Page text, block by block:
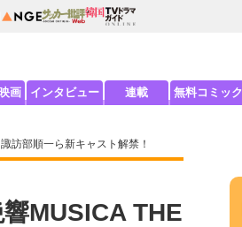
画 インタビュー 連載 無料コミック
訪部順一ら新キャスト解禁！
MUSICA THE